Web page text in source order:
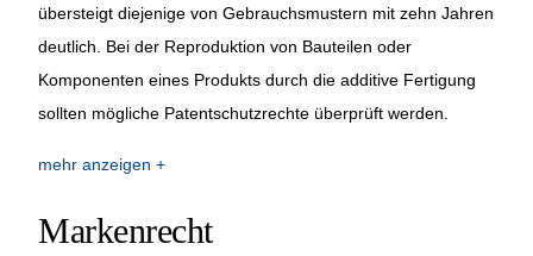
übersteigt diejenige von Gebrauchsmustern mit zehn Jahren
deutlich. Bei der Reproduktion von Bauteilen oder
Komponenten eines Produkts durch dieadditive Fertigung
sollten mögliche Patentschutzrechte überprüft werden.
mehr anzeigen
Markenrecht